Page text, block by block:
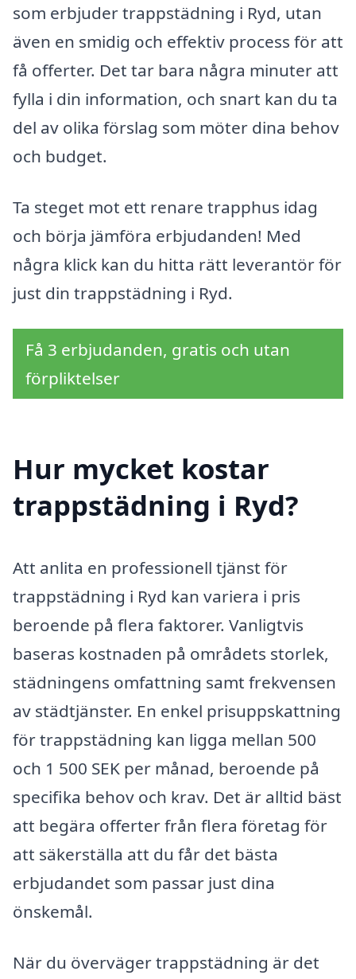
som erbjuder trappstädning i Ryd, utan
även en smidig och effektiv process för att
få offerter. Det tar bara några minuter att
fylla i din information, och snart kan du ta
del av olika förslag som möter dina behov
och budget.
Ta steget mot ett renare trapphus idag
och börja jämföra erbjudanden! Med
några klick kan du hitta rätt leverantör för
just din trappstädning i Ryd.
Få 3 erbjudanden, gratis och utan
förpliktelser
Hur mycket kostar
trappstädning i Ryd?
Att anlita en professionell tjänst för
trappstädning i Ryd kan variera i pris
beroende på flera faktorer. Vanligtvis
baseras kostnaden på områdets storlek,
städningens omfattning samt frekvensen
av städtjänster. En enkel prisuppskattning
för trappstädning kan ligga mellan 500
och 1 500 SEK per månad, beroende på
specifika behov och krav. Det är alltid bäst
att begära offerter från flera företag för
att säkerställa att du får det bästa
erbjudandet som passar just dina
önskemål.
När du överväger trappstädning är det